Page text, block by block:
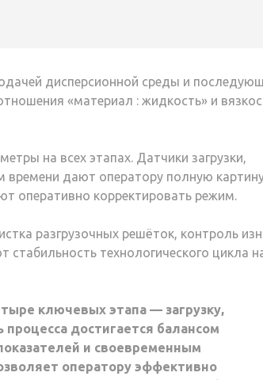
дисперсионной среды и
«материал : жидкость» и
на всех этапах. Датчики загрузки,
времени дают оператору полную
оперативно корректировать режим.
разгрузочных решёток, контроль
технологического цикла
ключевых этапа — загрузку,
достигается балансом
и своевременным
оператору эффективно